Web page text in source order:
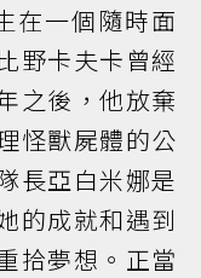
在一個隨時面
野卡夫卡曾經
之後，他放棄
怪獸屍體的公
長亞白米娜是
的成就和遇到
拾夢想。正當